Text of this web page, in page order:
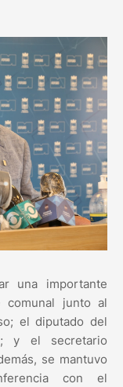
una importante
junto al
el diputado del
y el secretario
se mantuvo
con el